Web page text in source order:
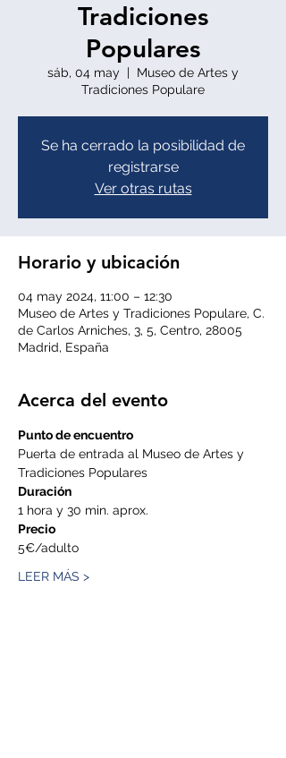
Tradiciones
Populares
sáb, 04 may
  |
Museo de Artes y
Tradiciones Populare
Se ha cerrado la posibilidad de
registrarse
Ver otras rutas
Horario y ubicación
04 may 2024, 11:00 – 12:30
Museo de Artes y Tradiciones Populare, C.
de Carlos Arniches, 3, 5, Centro, 28005
Madrid, España
Acerca del evento
Punto de encuentro
Puerta de entrada al Museo de Artes y
Tradiciones Populares
Duración
1 hora y 30 min. aprox.
Precio
5€/adulto
LEER MÁS >